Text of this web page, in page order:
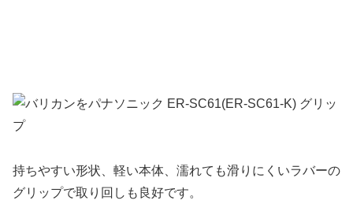
持ちやすい形状、軽い本体、濡れても滑りにくいラバーの
グリップで取り回しも良好です。